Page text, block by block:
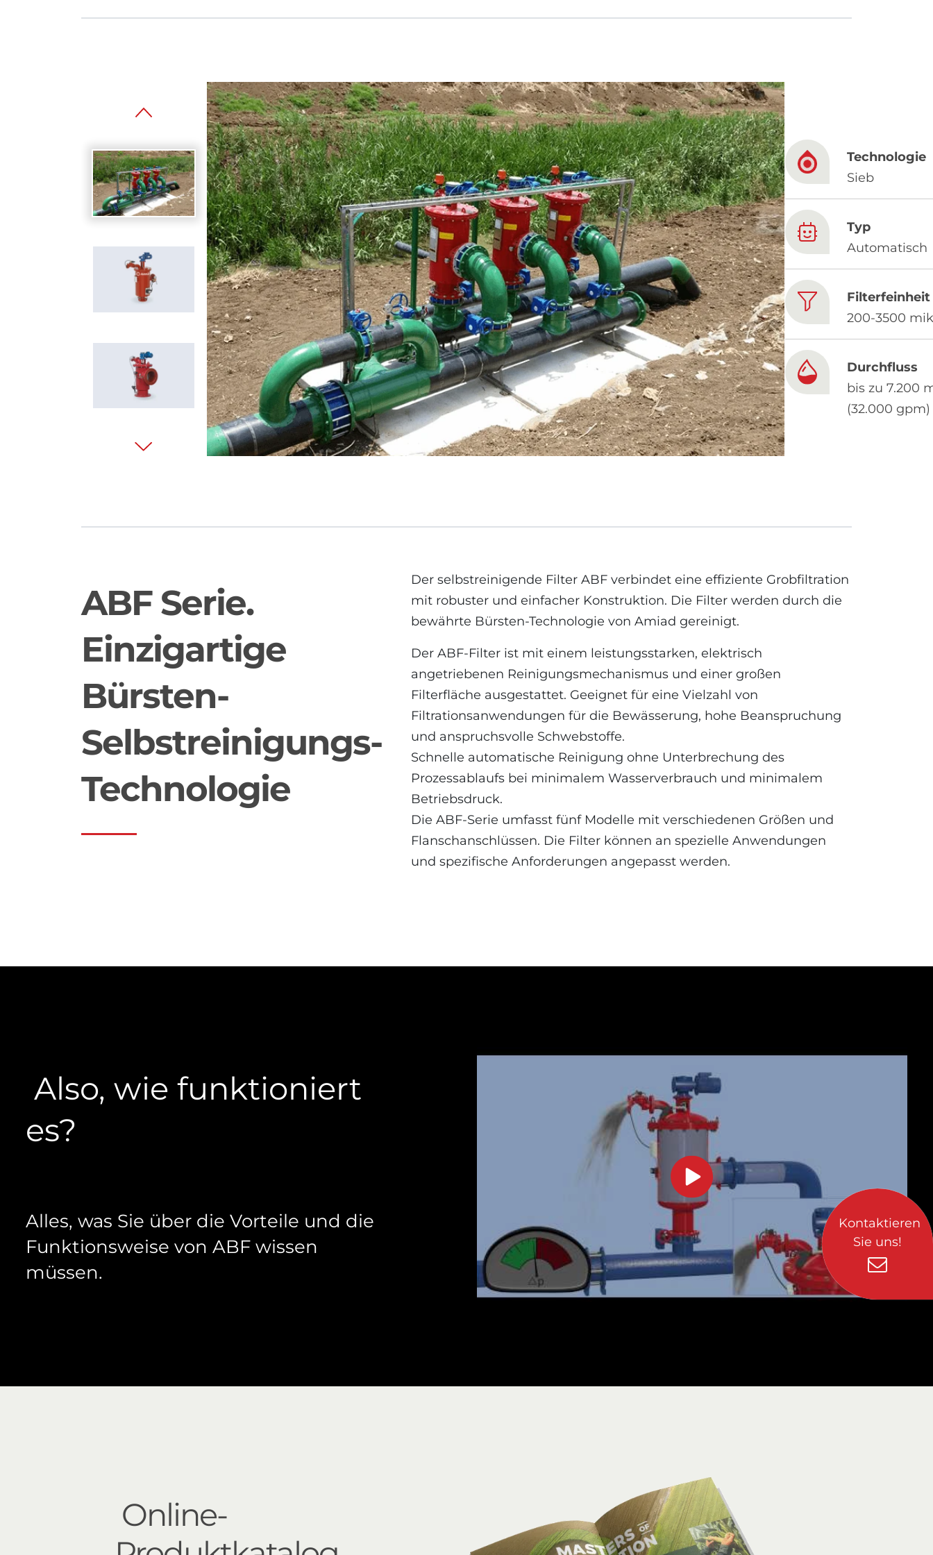
Hebrew Chinese
Based on your current location, we recommend this Amiad website for you
North America- English
ABF 3000
ABF 6000
Technologie
Sieb
Typ
Automatisch
Filterfeinheit
200-3500
Durchfluss
bis zu 7.200
(32.000 gpm)
ABF Serie.
Einzigartige
Bürsten-
Selbstreinigungs-
Technologie
Der selbstreinigende Filter ABF verbindet eine effiziente Grobfiltration
mit robuster und einfacher Konstruktion. Die Filter werden durch die
bewährte Bürsten-Technologie von Amiad gereinigt.
Der ABF-Filter ist mit einem leistungsstarken, elektrisch
angetriebenen Reinigungsmechanismus und einer großen
Filterfläche ausgestattet. Geeignet für eine Vielzahl von
Filtrationsanwendungen für die Bewässerung, hohe Beanspruchung
und anspruchsvolle Schwebstoffe.
Schnelle automatische Reinigung ohne Unterbrechung des
Prozessablaufs bei minimalem Wasserverbrauch und minimalem
Betriebsdruck.
Die ABF-Serie umfasst fünf Modelle mit verschiedenen Größen und
Flanschanschlüssen. Die Filter können an spezielle Anwendungen
und spezifische Anforderungen angepasst werden.
Also, wie funktioniert
es?
Alles, was Sie über die Vorteile und die
Funktionsweise von ABF wissen
müssen.
Online-
Kontaktieren
Sie uns!